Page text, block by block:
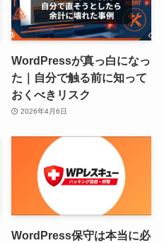
WordPressが真っ白になっ
た｜自分で触る前に知って
おくべきリスク
2026年4月6日
WordPress保守は本当に必